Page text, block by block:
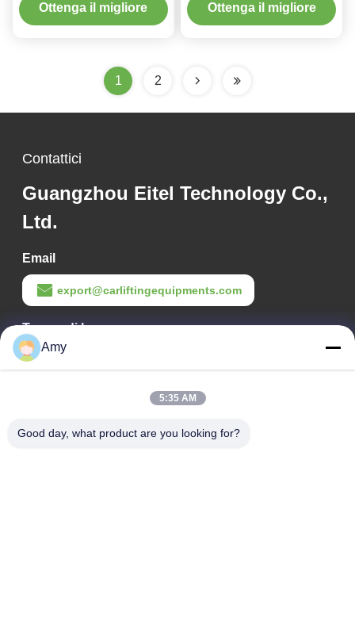
parcheggi domestici e
Ottenga il migliore
funzionamento stabile in
Ottenga il migliore
1 2
Contattici
Guangzhou Eitel Technology Co.,
Ltd.
Email
export@carliftingequipments.com
Tempo di lavoro
09:00-18:00
Strada nazionale 106, distretto di Huadu, città di Guangzhou
Amy
5:35 AM
Good day, what product are you looking for?